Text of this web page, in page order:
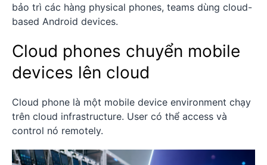
bảo trì các hàng physical phones, teams dùng cloud-
based Android devices.
Cloud phones chuyển mobile
devices lên cloud
Cloud phone là một mobile device environment chạy
trên cloud infrastructure. User có thể access và
control nó remotely.